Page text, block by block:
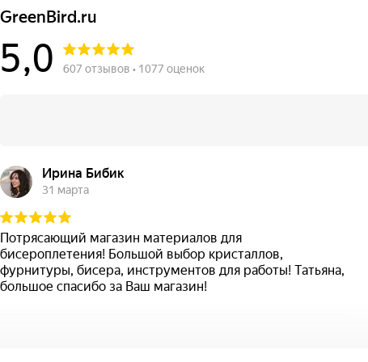
GreenBird.ru
5,0 607 отзывов • 1077 оценок
Ирина Бибик
31 марта
Потрясающий магазин материалов для
бисероплетения! Большой выбор кристаллов,
фурнитуры, бисера, инструментов для работы! Татьяна,
большое спасибо за Ваш магазин!